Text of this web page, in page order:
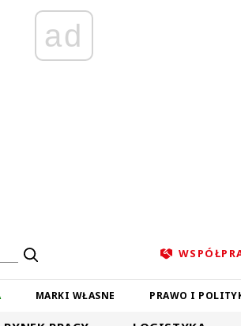
ad
MARKI WŁASNE PRAWO I